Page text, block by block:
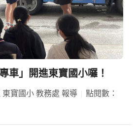
車」開進東寶國小囉！
東寶國小 教務處 報導
點閱數：